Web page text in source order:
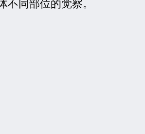
不同部位的觉察。